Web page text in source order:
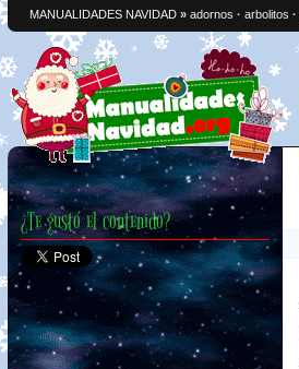
MANUALIDADES NAVIDAD » adornos · arbolitos ·
¿Te gustó el contenido?